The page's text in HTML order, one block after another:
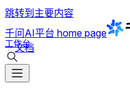
跳转到主要内容
千问AI平台 home page
文档
工作台